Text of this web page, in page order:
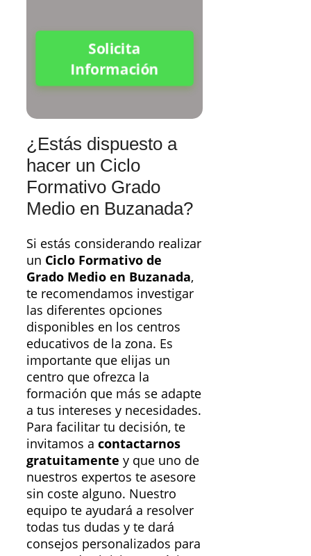
Solicita
Información
¿Estás dispuesto a
hacer un Ciclo
Formativo Grado
Medio en Buzanada?
Si estás considerando realizar
un Ciclo Formativo de
Grado Medio en Buzanada,
te recomendamos investigar
las diferentes opciones
disponibles en los centros
educativos de la zona. Es
importante que elijas un
centro que ofrezca la
formación que más se adapte
a tus intereses y necesidades.
Para facilitar tu decisión, te
invitamos a contactarnos
gratuitamente y que uno de
nuestros expertos te asesore
sin coste alguno. Nuestro
equipo te ayudará a resolver
todas tus dudas y te dará
consejos personalizados para